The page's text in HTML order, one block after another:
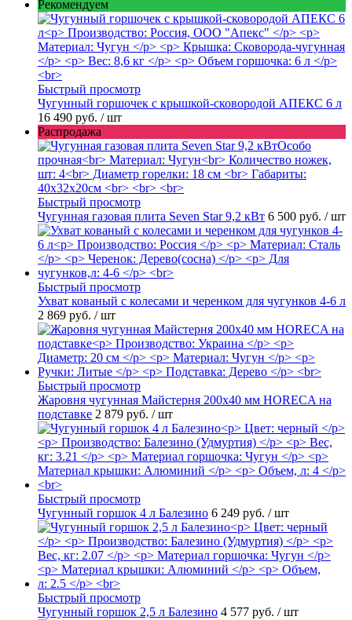
Рекомендуем
Быстрый просмотр
Чугунный горшочек с крышкой-сковородой АПЕКС 6 л
16 490 руб. / шт
Распродажа
Быстрый просмотр
Чугунная газовая плита Seven Star 9,2 кВт 6 500 руб. / шт
Быстрый просмотр
Ухват кованый с колесами и черенком для чугунков 4-6 л
2 869 руб. / шт
Быстрый просмотр
Жаровня чугунная Майстерня 200х40 мм HORECA на
подставке 2 879 руб. / шт
Быстрый просмотр
Чугунный горшок 4 л Балезино 6 249 руб. / шт
Быстрый просмотр
Чугунный горшок 2,5 л Балезино 4 577 руб. / шт